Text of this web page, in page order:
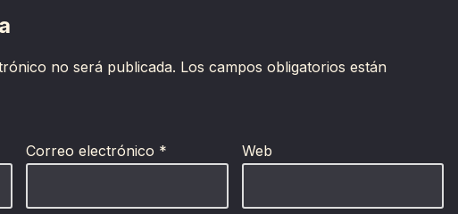
no será publicada. Los campos obligatorios están
Correo electrónico * Web